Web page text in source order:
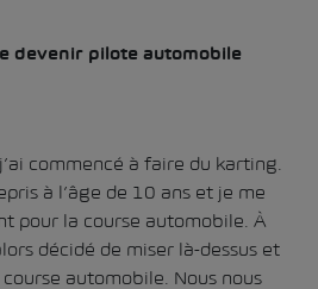
devenir pilote automobile
commencé à faire du karting.
à l’âge de 10 ans et je me
pour la course automobile. À
décidé de miser là-dessus et
automobile. Nous nous